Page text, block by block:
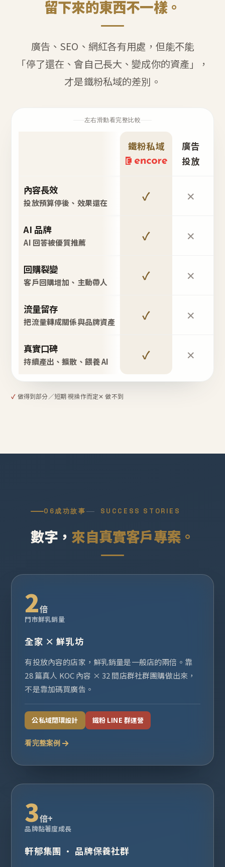
留下來的東西不一樣。
廣告、SEO、網紅各有用處，但能不能
「停了還在、會自己長大、變成你的資產」，
才是鐵粉私域的差別。
左右滑動看完整比較
鐵粉私域
廣告
投放
內容長效
投放預算停後、效果還在 ✓ ✕
AI 品牌
AI 回答被優質推薦 ✓ ✕
回購裂變
客戶回購增加、主動帶人 ✓ ✕
流量留存
把流量轉成關係與品牌資產 ✓ ✕
真實口碑
持續產出、擴散、餵養 AI ✓ ✕
✓ 做得到部分／短期 視操作而定✕ 做不到
06成功故事 SUCCESS STORIES
數字， 來自真實客戶專案。
2倍
門市鮮乳銷量
全家 × 鮮乳坊
有投放內容的店家，鮮乳銷量是一般店的兩倍。靠
28 篇真人 KOC 內容 × 32 間店群社群團購做出來，
不是靠加碼買廣告。
公私域閉環設計 鐵粉 LINE 群運營
看完整案例
3倍+
品牌黏著度成長
軒郁集團 · 品牌保養社群